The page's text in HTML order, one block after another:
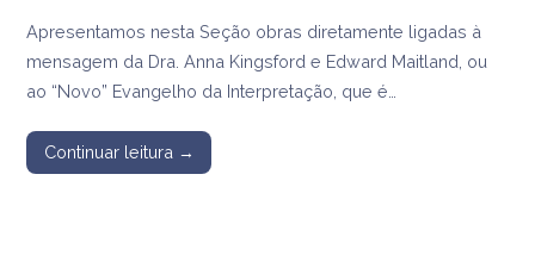
Apresentamos nesta Seção obras diretamente ligadas à
mensagem da Dra. Anna Kingsford e Edward Maitland, ou
ao “Novo” Evangelho da Interpretação, que é…
Continuar leitura →